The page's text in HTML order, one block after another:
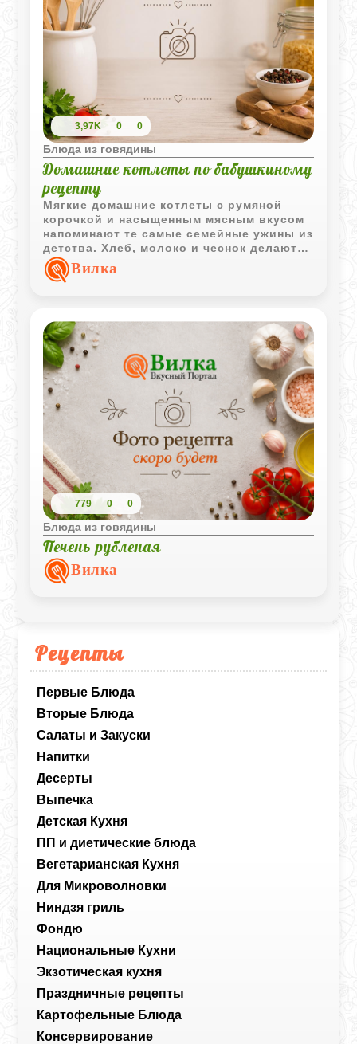
Рецепты
Первые Блюда
Вторые Блюда
Салаты и Закуски
Напитки
Десерты
Выпечка
Детская Кухня
ПП и диетические блюда
Вегетарианская Кухня
Для Микроволновки
Ниндзя гриль
Фондю
Национальные Кухни
Экзотическая кухня
Праздничные рецепты
Картофельные Блюда
Консервирование
3,97K 0 0
Блюда из говядины
Домашние котлеты по бабушкиному
рецепту
Мягкие домашние котлеты с румяной
корочкой и насыщенным мясным вкусом
напоминают те самые семейные ужины из
детства. Хлеб, молоко и чеснок делают
фарш особенно сочным и ароматным.
Вилка
779 0 0
Блюда из говядины
Печень рубленая
Вилка